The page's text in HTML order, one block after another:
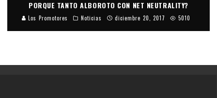
PORQUE TANTO ALBOROTO CON NET NEUTRALITY?
Los Promotores Noticias diciembre 20, 2017 5010